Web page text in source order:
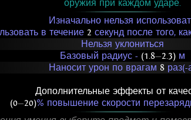
оружия при каждом ударе.
Изначально нельзя
в течение 2 секунд после того,
Нельзя уклониться
Базовый радиус - (1.8—2.3)м
Наносит урон по врагам 8раз(-
Дополнительные эффекты от
(0—20)% повышение скорости